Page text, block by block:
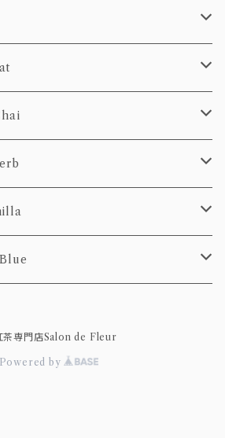
専門店Salon de Fleur
Powered by